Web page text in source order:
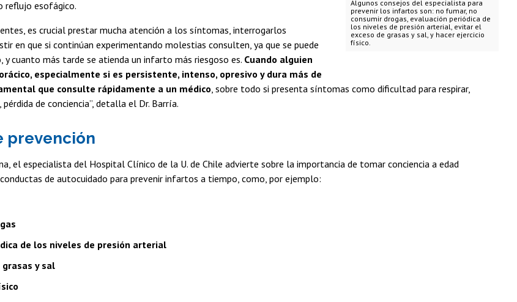
Algunos consejos del especialista para
prevenir los infartos son: no fumar, no
consumir drogas, evaluación periódica de
los niveles de presión arterial, evitar el
exceso de grasas y sal, y hacer ejercicio
físico.
reflujo esofágico.
es crucial prestar mucha atención a los síntomas, interrogarlos
en que si continúan experimentando molestias consulten, ya que se puede
y cuanto más tarde se atienda un infarto más riesgoso es. Cuando alguien
especialmente si es persistente, intenso, opresivo y dura más de
que consulte rápidamente a un médico , sobre todo si presenta síntomas como dificultad para respirar,
de conciencia”, detalla el Dr. Barría.
prevención
el especialista del Hospital Clínico de la U. de Chile advierte sobre la importancia de tomar conciencia a edad
de autocuidado para prevenir infartos a tiempo, como, por ejemplo:
de los niveles de presión arterial
y sal